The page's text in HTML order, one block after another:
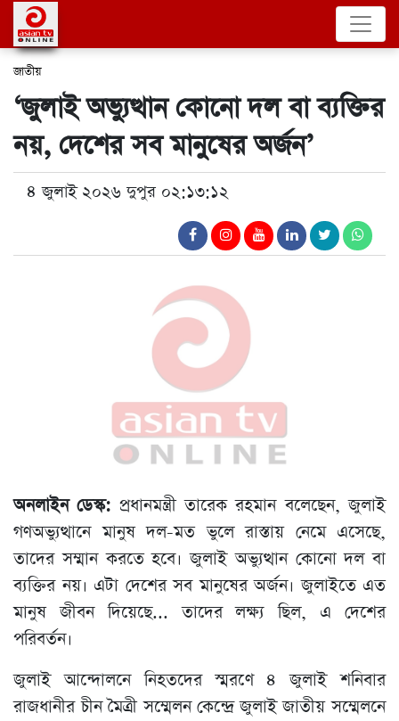
জাতীয়
‘জুলাই অভ্যুত্থান কোনো দল বা ব্যক্তির
নয়, দেশের সব মানুষের অর্জন’
৪ জুলাই ২০২৬ দুপুর ০২:১৩:১২
অনলাইন ডেস্ক: প্রধানমন্ত্রী তারেক রহমান বলেছেন, জুলাই
গণঅভ্যুত্থানে মানুষ দল-মত ভুলে রাস্তায় নেমে এসেছে,
তাদের সম্মান করতে হবে। জুলাই অভ্যুত্থান কোনো দল বা
ব্যক্তির নয়। এটা দেশের সব মানুষের অর্জন। জুলাইতে এত
মানুষ জীবন দিয়েছে... তাদের লক্ষ্য ছিল, এ দেশের
পরিবর্তন।
জুলাই আন্দোলনে নিহতদের স্মরণে ৪ জুলাই শনিবার
রাজধানীর চীন মৈত্রী সম্মেলন কেন্দ্রে জুলাই জাতীয় সম্মেলনে